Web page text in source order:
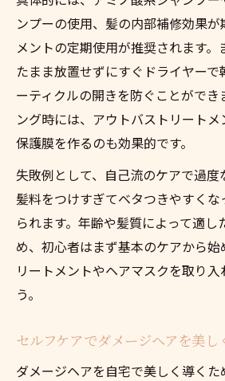
ンプーの使用、髪の内部補修効果
メントの定期使用が推奨されます
たまま放置せずにすぐドライヤーで
ーティクルの開きを防ぐことができ
ング時には、アウトバストリート
保護膜を作るのも効果的です。
失敗例として、自己流のケアで過
髪料をつけすぎてベタつきやすく
られます。年齢や髪質によって適し
め、初心者はまず基本のケアから
リートメントやヘアマスクを取り入
う。
セルフケアでダメージヘアを美し
ダメージヘアを自宅で美しく導く